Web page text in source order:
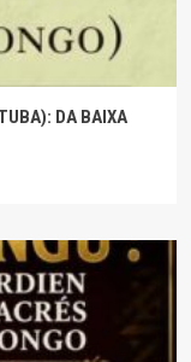
DA BAIXA